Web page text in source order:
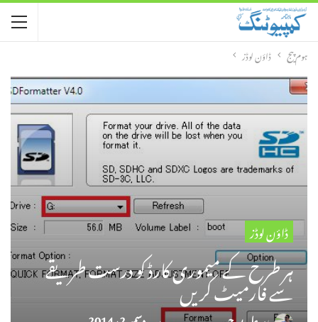
ہوم پیج ڈاؤن لوڈز
ڈاؤن لوڈز
ہر طرح کے میموری کارڈ کو درست طریقے
سے فارمیٹ کریں